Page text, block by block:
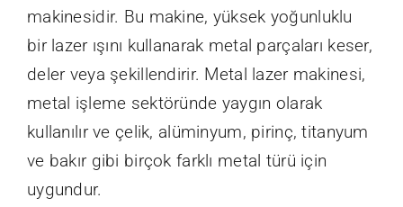
makinesidir. Bu makine, yüksek yoğunluklu
bir lazer ışını kullanarak metal parçaları keser,
deler veya şekillendirir. Metal lazer makinesi,
metal işleme sektöründe yaygın olarak
kullanılır ve çelik, alüminyum, pirinç, titanyum
ve bakır gibi birçok farklı metal türü için
uygundur.